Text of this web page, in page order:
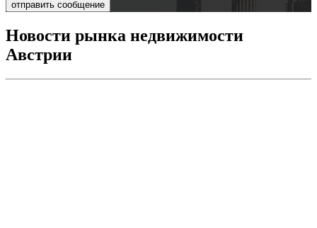
отправить сообщение
Новости рынка недвижимости
Австрии